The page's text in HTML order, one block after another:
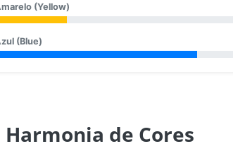
(Yellow)
(Blue)
Harmonia de Cores